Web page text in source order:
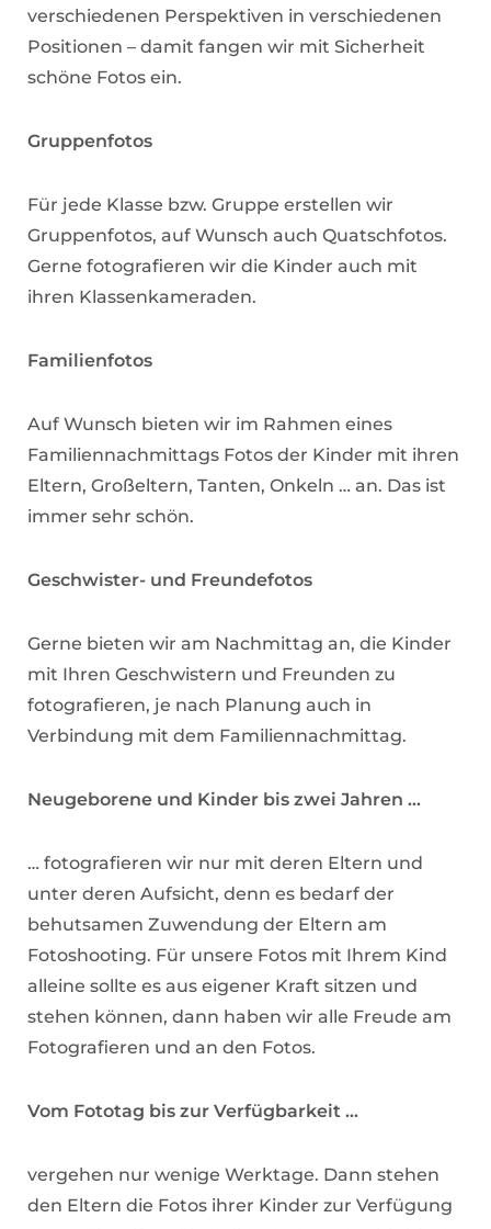
verschiedenen Perspektiven in verschiedenen
Positionen – damit fangen wir mit Sicherheit
schöne Fotos ein.
Gruppenfotos
Für jede Klasse bzw. Gruppe erstellen wir
Gruppenfotos, auf Wunsch auch Quatschfotos.
Gerne fotografieren wir die Kinder auch mit
ihren Klassenkameraden.
Familienfotos
Auf Wunsch bieten wir im Rahmen eines
Familiennachmittags Fotos der Kinder mit ihren
Eltern, Großeltern, Tanten, Onkeln … an. Das ist
immer sehr schön.
Geschwister- und Freundefotos
Gerne bieten wir am Nachmittag an, die Kinder
mit Ihren Geschwistern und Freunden zu
fotografieren, je nach Planung auch in
Verbindung mit dem Familiennachmittag.
Neugeborene und Kinder bis zwei Jahren …
… fotografieren wir nur mit deren Eltern und
unter deren Aufsicht, denn es bedarf der
behutsamen Zuwendung der Eltern am
Fotoshooting. Für unsere Fotos mit Ihrem Kind
alleine sollte es aus eigener Kraft sitzen und
stehen können, dann haben wir alle Freude am
Fotografieren und an den Fotos.
Vom Fototag bis zur Verfügbarkeit …
vergehen nur wenige Werktage. Dann stehen
den Eltern die Fotos ihrer Kinder zur Verfügung